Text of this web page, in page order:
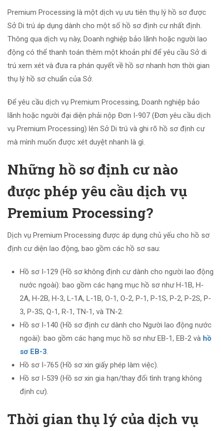
Premium Processing là một dịch vụ ưu tiên thụ lý hồ sơ được
Sở Di trú áp dụng dành cho một số hồ sơ định cư nhất định.
Thông qua dịch vụ này, Doanh nghiệp bảo lãnh hoặc người lao
động có thể thanh toán thêm một khoản phí để yêu cầu Sở di
trú xem xét và đưa ra phán quyết về hồ sơ nhanh hơn thời gian
thụ lý hồ sơ chuẩn của Sở.
Để yêu cầu dịch vụ Premium Processing, Doanh nghiệp bảo
lãnh hoặc người đại diện phải nộp Đơn I-907 (Đơn yêu cầu dịch
vụ Premium Processing) lên Sở Di trú và ghi rõ hồ sơ định cư
mà mình muốn được xét duyệt nhanh là gì.
Những hồ sơ định cư nào
được phép yêu cầu dịch vụ
Premium Processing?
Dịch vụ Premium Processing được áp dụng chủ yếu cho hồ sơ
định cư diện lao động, bao gồm các hồ sơ sau:
Hồ sơ I-129 (Hồ sơ không định cư dành cho người lao động
nước ngoài): bao gồm các hạng mục hồ sơ như H-1B, H-
2A, H-2B, H-3, L-1A, L-1B, O-1, O-2, P-1, P-1S, P-2, P-2S, P-
3, P-3S, Q-1, R-1, TN-1, và TN-2.
Hồ sơ I-140 (Hồ sơ định cư dành cho Người lao động nước
ngoài): bao gồm các hạng mục hồ sơ như EB-1, EB-2 và hồ
sơ EB-3.
Hồ sơ I-765 (Hồ sơ xin giấy phép làm việc).
Hồ sơ I-539 (Hồ sơ xin gia hạn/thay đổi tình trạng không
định cư).
Thời gian thụ lý của dịch vụ